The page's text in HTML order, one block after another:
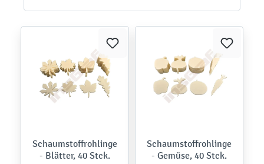
Schaumstoffrohlinge
- Blätter, 40 Stck.
Schaumstoffrohlinge
- Gemüse, 40 Stck.